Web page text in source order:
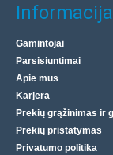
Informacija
Gamintojai
Parsisiuntimai
Apie mus
Karjera
Prekių grąžinimas ir
Prekių pristatymas
Privatumo politika